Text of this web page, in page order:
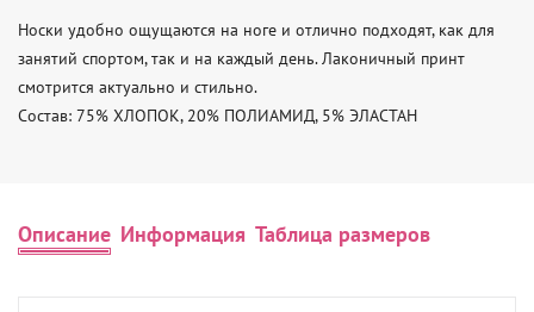
Носки удобно ощущаются на ноге и отлично подходят, как для
занятий спортом, так и на каждый день. Лаконичный принт
смотрится актуально и стильно.
Состав: 75% ХЛОПОК, 20% ПОЛИАМИД, 5% ЭЛАСТАН
Описание Информация Таблица размеров